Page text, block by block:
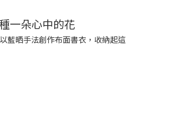
一朵心中的花
藍晒手法創作布面書衣，收納起這